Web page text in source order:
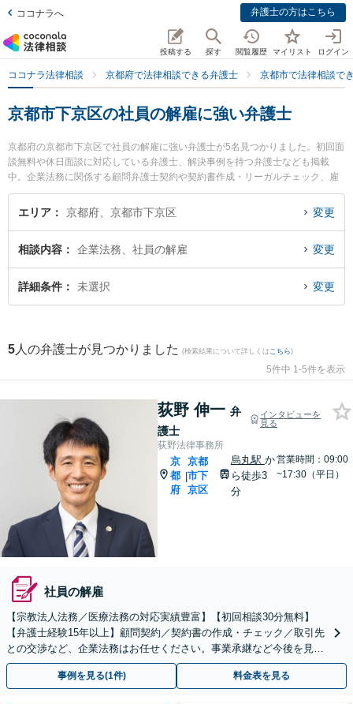
ココナラへ 弁護士の方はこちら
投稿する 探す 閲覧履歴 マイリスト ログイン
ココナラ法律相談 京都府で法律相談できる弁護士 京都市で法律相談で
京都市下京区の社員の解雇に強い弁護士
京都府の京都市下京区で社員の解雇に強い弁護士が5名見つかりました。初回面
談無料や休日面談に対応している弁護士、解決事例を持つ弁護士なども掲載
中。企業法務に関係する顧問弁護士契約や契約書作成・リーガルチェック、雇
用契約書・就業規則作成等の細かな分野での絞り込み検索もでき便利です。特
に荻野法律事務所の荻野 伸一弁護士や嶋田隼也法律事務所の嶋田 隼也弁護士、
のトラブルを今すぐに弁護士に相談したい』『社員の解雇のトラブル解決の実
績豊富な近くの弁護士を検索したい』『初回相談無料で社員の解雇を法律相談
できる京都市下京区内の弁護士に相談予約したい』などでお困りの相談者さん
エリア 京都府、京都市下京区 変更
相談内容 企業法務、社員の解雇 変更
詳細条件 未選択 変更
5 人の弁護士が見つかりました (検索結果について詳しくは こちら)
5件中 1-5件を表示
荻野 伸一 弁
護士
インタビューを
見る
荻野法律事務所
京
都
府
|
京都
市下
京区
烏丸駅 か
ら徒歩3
分
営業時間：09:00
~17:30（平日）
社員の解雇
【宗教法人法務／医療法務の対応実績豊富】【初回相談30分無料】
【弁護士経験15年以上】顧問契約／契約書の作成・チェック／取引先
との交渉など、企業法務はお任せください。事業承継など今後を見据
えたご相談も承ります【烏丸駅3分】【Web面談可】
事例を見る(1件) 料金表を見る